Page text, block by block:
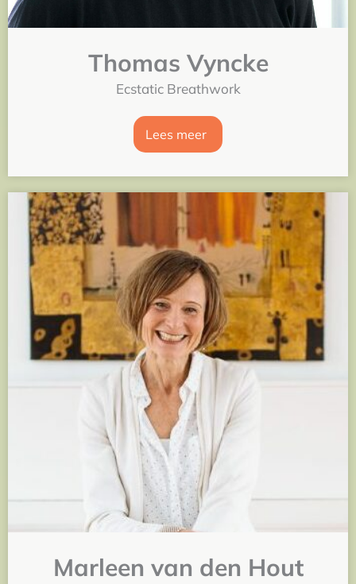
Thomas Vyncke
Ecstatic Breathwork
Lees meer
Marleen van den Hout